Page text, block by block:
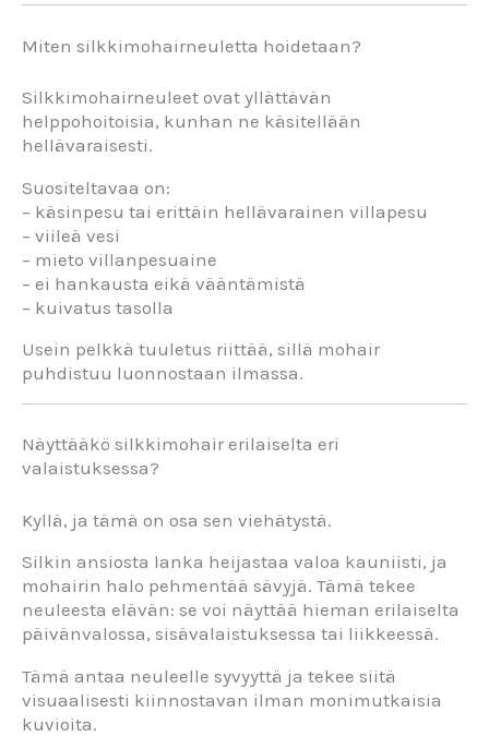
Miten silkkimohairneuletta hoidetaan?
Silkkimohairneuleet ovat yllättävän
helppohoitoisia, kunhan ne käsitellään
hellävaraisesti.
Suositeltavaa on:
– käsinpesu tai erittäin hellävarainen villapesu
– viileä vesi
– mieto villanpesuaine
– ei hankausta eikä vääntämistä
– kuivatus tasolla
Usein pelkkä tuuletus riittää, sillä mohair
puhdistuu luonnostaan ilmassa.
Näyttääkö silkkimohair erilaiselta eri
valaistuksessa?
Kyllä, ja tämä on osa sen viehätystä.
Silkin ansiosta lanka heijastaa valoa kauniisti, ja
mohairin halo pehmentää sävyjä. Tämä tekee
neuleesta elävän: se voi näyttää hieman erilaiselta
päivänvalossa, sisävalaistuksessa tai liikkeessä.
Tämä antaa neuleelle syvyyttä ja tekee siitä
visuaalisesti kiinnostavan ilman monimutkaisia
kuvioita.